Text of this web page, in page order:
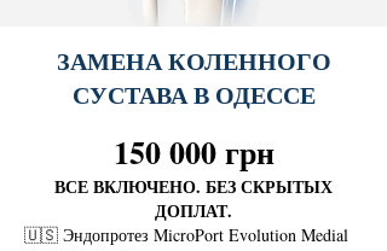
ЗАМЕНА КОЛЕННОГО
СУСТАВА В ОДЕССЕ
150 000 грн
ВСЕ ВКЛЮЧЕНО. БЕЗ СКРЫТЫХ
ДОПЛАТ.
🇺🇸 Эндопротез MicroPort Evolution Medial